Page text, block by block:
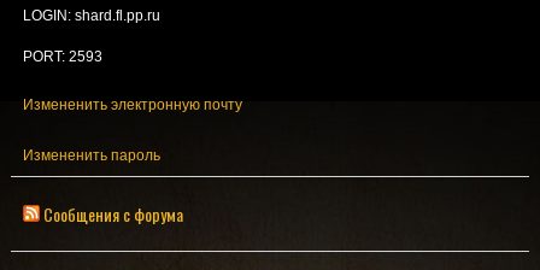
LOGIN: shard.fl.pp.ru
PORT: 2593
Измененить электронную почту
Измененить пароль
Сообщения с форума